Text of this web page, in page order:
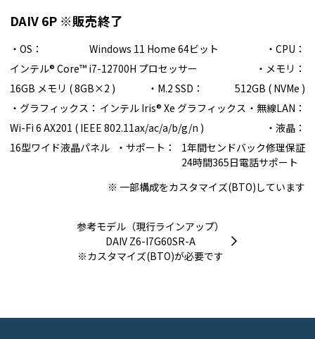
DAIV 6P ※販売終了
・OS： Windows 11 Home 64ビット
・CPU：
インテル® Core™ i7-12700H プロセッサー
・メモリ：
16GB メモリ ( 8GB×2 )
・M.2 SSD：
512GB ( NVMe )
・グラフィックス： インテル Iris® Xe グラフィックス ・無線LAN：
Wi-Fi 6 AX201 ( IEEE 802.11ax/ac/a/b/g/n )
・液晶：
16型ワイド液晶パネル
・サポート：
1年間センドバック修理保証
24時間365日電話サポート
※ 一部構成をカスタマイズ(BTO)しています
参考モデル（現行ラインアップ）
DAIV Z6-I7G60SR-A
※カスタマイズ(BTO)が必要です